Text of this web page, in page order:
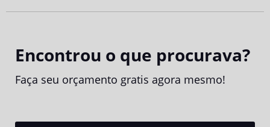
Encontrou o que procurava?
Faça seu orçamento gratis agora mesmo!